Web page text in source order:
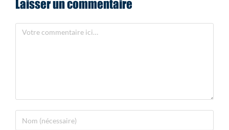
Laisser un commentaire